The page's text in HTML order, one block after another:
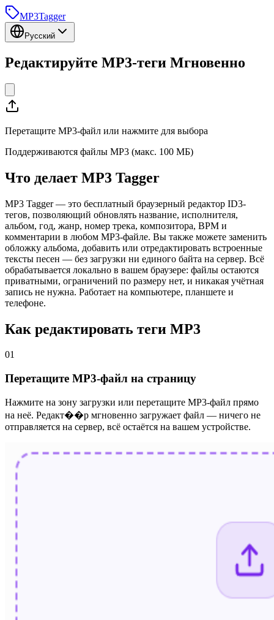
MP3Tagger
Русский
Редактируйте MP3-теги Мгновенно
Перетащите MP3-файл или нажмите для выбора
Поддерживаются файлы MP3 (макс. 100 МБ)
Что делает MP3 Tagger
MP3 Tagger — это бесплатный браузерный редактор ID3-
тегов, позволяющий обновлять название, исполнителя,
альбом, год, жанр, номер трека, композитора, BPM и
комментарии в любом MP3-файле. Вы также можете заменить
обложку альбома, добавить или отредактировать встроенные
тексты песен — без загрузки ни единого байта на сервер. Всё
обрабатывается локально в вашем браузере: файлы остаются
приватными, ограничений по размеру нет, и никакая учётная
запись не нужна. Работает на компьютере, планшете и
телефоне.
Как редактировать теги MP3
01
Перетащите MP3-файл на страницу
Нажмите на зону загрузки или перетащите MP3-файл прямо
на неё. Редакт��р мгновенно загружает файл — ничего не
отправляется на сервер, всё остаётся на вашем устройстве.